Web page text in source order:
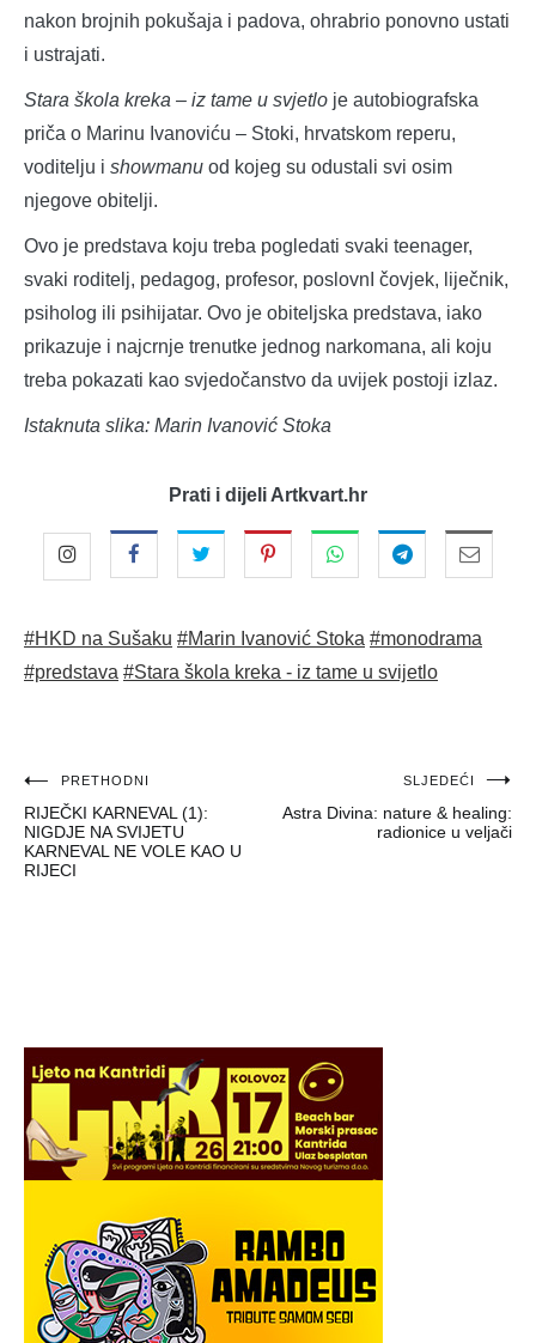
nakon brojnih pokušaja i padova, ohrabrio ponovno ustati
i ustrajati.
Stara škola kreka – iz tame u svjetlo je autobiografska
priča o Marinu Ivanoviću – Stoki, hrvatskom reperu,
voditelju i showmanu od kojeg su odustali svi osim
njegove obitelji.
Ovo je predstava koju treba pogledati svaki teenager,
svaki roditelj, pedagog, profesor, poslovnI čovjek, liječnik,
psiholog ili psihijatar. Ovo je obiteljska predstava, iako
prikazuje i najcrnje trenutke jednog narkomana, ali koju
treba pokazati kao svjedočanstvo da uvijek postoji izlaz.
Istaknuta slika: Marin Ivanović Stoka
Prati i dijeli Artkvart.hr
#HKD na Sušaku #Marin Ivanović Stoka #monodrama
#predstava #Stara škola kreka - iz tame u svijetlo
Navigacija
objava
PRETHODNI
RIJEČKI KARNEVAL (1):
NIGDJE NA SVIJETU
KARNEVAL NE VOLE KAO U
RIJECI
SLJEDEĆI
Astra Divina: nature & healing:
radionice u veljači